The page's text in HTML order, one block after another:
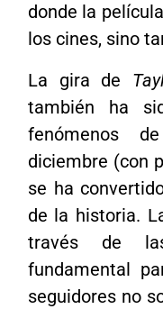
donde la
los cines, sino
La gira de
también ha
fenómenos
diciembre (con
se ha
de la historia.
través de
fundamental
seguidores no